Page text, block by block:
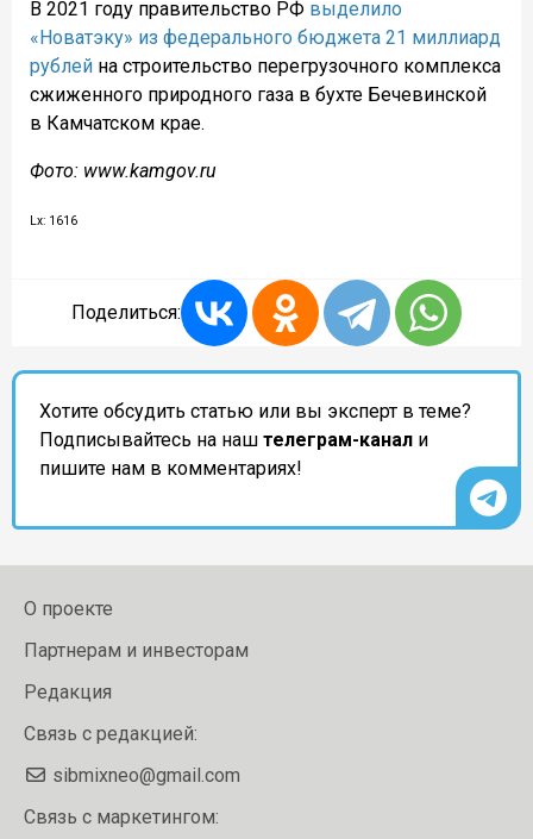
В 2021 году правительство РФ выделило
«Новатэку» из федерального бюджета 21 миллиард
рублей на строительство перегрузочного комплекса
сжиженного природного газа в бухте Бечевинской
в Камчатском крае.
Фото: www.kamgov.ru
Lx: 1616
Поделиться:
Хотите обсудить статью или вы эксперт в теме?
Подписывайтесь на наш телеграм-канал и
пишите нам в комментариях!
О проекте
Партнерам и инвесторам
Редакция
Связь с редакцией:
sibmixneo@gmail.com
Связь с маркетингом: